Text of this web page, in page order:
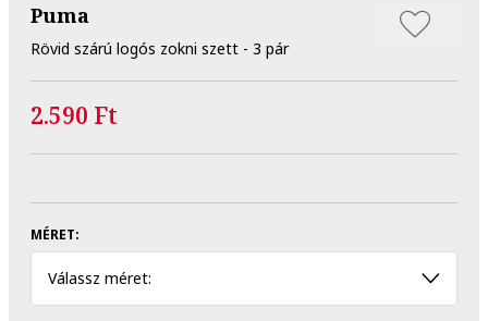
Puma
Rövid szárú logós zokni szett - 3 pár
2.590 Ft
MÉRET:
Válassz méret: